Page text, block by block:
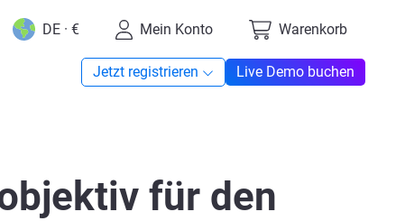
DE · € Mein Konto Warenkorb
Jetzt registrieren Live Demo buchen
für den